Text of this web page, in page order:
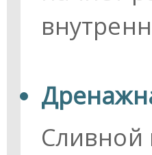
Сливной